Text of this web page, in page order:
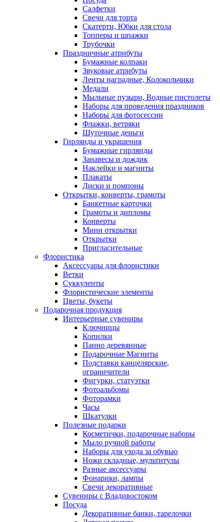
Салфетки
Свечи для торта
Скатерти, Юбки для стола
Топперы и шпажки
Трубочки
Праздничные атрибуты
Бумажные колпаки
Звуковые атрибуты
Ленты наградные, Колокольчики
Медали
Мыльные пузыри, Водные пистолеты
Наборы для проведения праздников
Наборы для фотосессии
Флажки, ветряки
Шуточные деньги
Гирлянды и украшения
Бумажные гирлянды
Занавесы и дождик
Наклейки и магниты
Плакаты
Диски и помпоны
Открытки, конверты, грамоты
Банкетные карточки
Грамоты и дипломы
Конверты
Мини открытки
Открытки
Пригласительные
Флористика
Аксессуары для флористики
Ветки
Суккуленты
Флористические элементы
Цветы, букеты
Подарочная продукция
Интерьерные сувениры
Ключницы
Копилки
Панно деревянные
Подарочные Магниты
Подставки канцелярские,
ограничители
Фигурки, статуэтки
Фотоальбомы
Фоторамки
Часы
Шкатулки
Полезные подарки
Косметички, подарочные наборы
Мыло ручной работы
Наборы для ухода за обувью
Ножи складные, мультитулы
Разные аксессуары
Фонарики, лампы
Свечи декоративные
Сувениры с Владивостоком
Посуда
Декоративные банки, тарелочки